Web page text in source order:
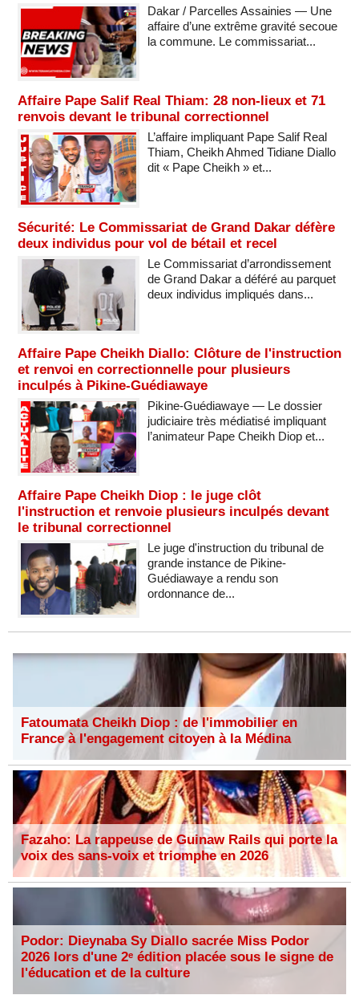
Dakar / Parcelles Assainies — Une
affaire d’une extrême gravité secoue
la commune. Le commissariat...
Affaire Pape Salif Real Thiam: 28 non-lieux et 71
renvois devant le tribunal correctionnel
L’affaire impliquant Pape Salif Real
Thiam, Cheikh Ahmed Tidiane Diallo
dit « Pape Cheikh » et...
Sécurité: Le Commissariat de Grand Dakar défère
deux individus pour vol de bétail et recel
Le Commissariat d’arrondissement
de Grand Dakar a déféré au parquet
deux individus impliqués dans...
Affaire Pape Cheikh Diallo: Clôture de l'instruction
et renvoi en correctionnelle pour plusieurs
inculpés à Pikine-Guédiawaye
Pikine-Guédiawaye — Le dossier
judiciaire très médiatisé impliquant
l’animateur Pape Cheikh Diop et...
Affaire Pape Cheikh Diop : le juge clôt
l'instruction et renvoie plusieurs inculpés devant
le tribunal correctionnel
Le juge d'instruction du tribunal de
grande instance de Pikine-
Guédiawaye a rendu son
ordonnance de...
Fatoumata Cheikh Diop : de l'immobilier en
France à l'engagement citoyen à la Médina
Fazaho: La rappeuse de Guinaw Rails qui porte la
voix des sans-voix et triomphe en 2026
Podor: Dieynaba Sy Diallo sacrée Miss Podor
2026 lors d'une 2ᵉ édition placée sous le signe de
l'éducation et de la culture